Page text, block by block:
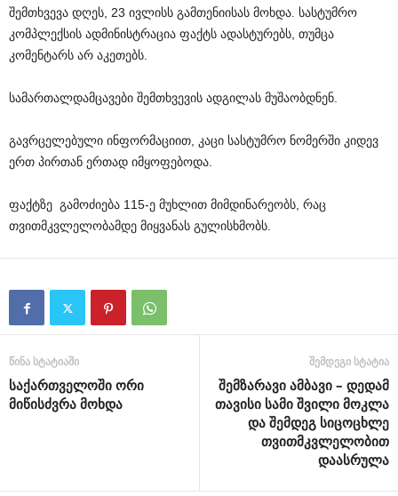
შემთხვევა დღეს, 23 ივლისს გამთენიისას მოხდა. სასტუმრო
კომპლექსის ადმინისტრაცია ფაქტს ადასტურებს, თუმცა
კომენტარს არ აკეთებს.
სამართალდამცავები შემთხვევის ადგილას მუშაობდნენ.
გავრცელებული ინფორმაციით, კაცი სასტუმრო ნომერში კიდევ
ერთ პირთან ერთად იმყოფებოდა.
ფაქტზე გამოძიება 115-ე მუხლით მიმდინარეობს, რაც
თვითმკვლელობამდე მიყვანას გულისხმობს.
წინა სტატიაში
საქართველოში ორი
მიწისძვრა მოხდა
შემდეგი სტატია
შემზარავი ამბავი – დედამ
თავისი სამი შვილი მოკლა
და შემდეგ სიცოცხლე
თვითმკვლელობით
დაასრულა